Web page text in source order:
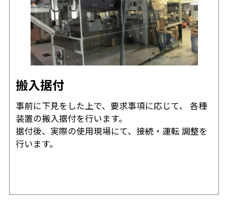
搬入据付
事前に下見をした上で、要求事項に応じて、 各種
装置の搬入据付を行います。
据付後、実際の使用現場にて、接続・運転 調整を
行います。